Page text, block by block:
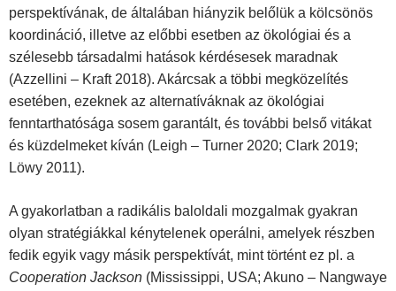
perspektívának, de általában hiányzik belőlük a kölcsönös
koordináció, illetve az előbbi esetben az ökológiai és a
szélesebb társadalmi hatások kérdésesek maradnak
(Azzellini – Kraft 2018). Akárcsak a többi megközelítés
esetében, ezeknek az alternatíváknak az ökológiai
fenntarthatósága sosem garantált, és további belső vitákat
és küzdelmeket kíván (Leigh – Turner 2020; Clark 2019;
Löwy 2011).
A gyakorlatban a radikális baloldali mozgalmak gyakran
olyan stratégiákkal kénytelenek operálni, amelyek részben
fedik egyik vagy másik perspektívát, mint történt ez pl. a
Cooperation Jackson (Mississippi, USA; Akuno – Nangwaye